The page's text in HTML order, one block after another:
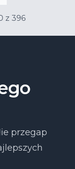
z 396
przegap